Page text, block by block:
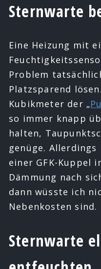
Sternwarte
Eine Heizung mit
Problem
Platzsparend
Kubikmeter der „
so immer knapp
halten,
genüge.
einer GFK-Kuppel
Dämmung nach
dann wüsste ich
Nebenkosten sind.
Sternwarte